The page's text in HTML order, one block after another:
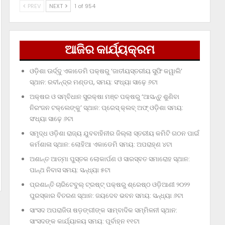
PREV NEXT 1 of 954
ଆଜିର କାର୍ଯ୍ୟକ୍ରମ
ଓଡ଼ିଶା ଊର୍ଦ୍ଦୁ ଏକାଡେମି ପକ୍ଷରୁ ‘ଜାତୀୟସ୍ତରୀୟ ସୁଫି କୱାଲି’
ସ୍ଥାନ: ରବୀନ୍ଦ୍ର ମଣ୍ଡପ, ସମୟ: ସଂଧ୍ୟା ସାଢ଼େ ୬ଟା
ଅକ୍ଷର ଓ ସମ୍ବିଧାନ ସୁରକ୍ଷା ମଞ୍ଚ ପକ୍ଷରୁ ‘ଆସନ୍ତୁ ଶୁଣିବା
ନିରଂଜନ ଟକ୍‌ଲେଙ୍କୁ’ ସ୍ଥାନ: ପ୍ରେସ୍‌ କ୍ଲବ୍‌ ଅଫ୍‌ ଓଡ଼ିଶା ସମୟ:
ସଂଧ୍ୟା ସାଢ଼େ ୬ଟା
ସମୃଦ୍ଧ ଓଡ଼ିଶା ରାଜ୍ୟ ଯୁବବାହିନୀର ଜିଲ୍ଲା ସ୍ତରୀୟ କମିଟି ଗଠନ ପାଇଁ
କର୍ମଶାଳା ସ୍ଥାନ: ଲୋହିଆ ଏକାଡେମି ସମୟ: ଅପରାହ୍‌ଣ ୪ଟା
ଅଶାନ୍ତ ଆତ୍ମା ପୁସ୍ତକ ଲୋକାର୍ପଣ ଓ ସାରସ୍ବତ ସମାରୋହ ସ୍ଥାନ:
ପାନ୍ଥ ନିବାସ ସମୟ: ସନ୍ଧ୍ୟା ୫ଟା
ପ୍ରଶାନ୍ତି ଚାରିଟେବୁଲ୍‌ ଟ୍ରଷ୍ଟ୍‌ ପକ୍ଷରୁ ଶ୍ରେଷ୍ଠ ଓଡ଼ିଆଣୀ ୨୦୨୨
ପୁରସ୍କାର ବିତରଣ ସ୍ଥାନ: ଜୟଦେବ ଭବନ ସମୟ: ସନ୍ଧ୍ୟା ୬ଟା
ସାଂସଦ ଅପରାଜିତା ଷଡ଼ଙ୍ଗୀଙ୍କ ସାମ୍ବାଦିକ ସମ୍ମିଳନୀ ସ୍ଥାନ:
ସାଂସଦଙ୍କ କାର୍ଯ୍ୟାଳୟ ସମୟ: ପୂର୍ବାହ୍ନ ୧୧ଟା